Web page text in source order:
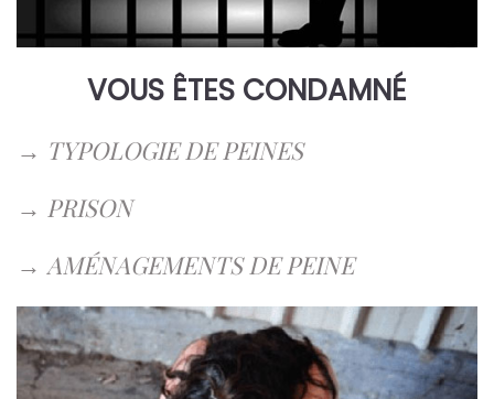
VOUS ÊTES CONDAMNÉ
→ TYPOLOGIE DE PEINES
→ PRISON
→ AMÉNAGEMENTS DE PEINE